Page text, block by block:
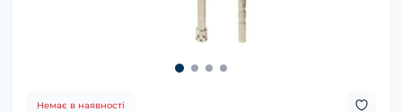
Немає в наявності